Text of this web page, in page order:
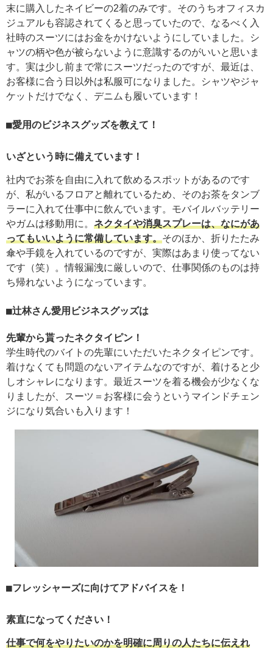
末に購入したネイビーの2着のみです。そのうちオフィスカ
ジュアルも容認されてくると思っていたので、なるべく入
社時のスーツにはお金をかけないようにしていました。シ
ャツの柄や色が被らないように意識するのがいいと思いま
す。実は少し前まで常にスーツだったのですが、最近は、
お客様に合う日以外は私服可になりました。シャツやジャ
ケットだけでなく、デニムも履いています！
愛用のビジネスグッズを教えて！
いざという時に備えています！
社内でお茶を自由に入れて飲めるスポットがあるのです
が、私がいるフロアと離れているため、そのお茶をタンブ
ラーに入れて仕事中に飲んでいます。モバイルバッテリー
やガムは移動用に。 ネクタイや消臭スプレーは、なにがあ
ってもいいように常備しています。そのほか、折りたたみ
傘や手鏡を入れているのですが、実際はあまり使ってない
です（笑）。情報漏洩に厳しいので、仕事関係のものは持
ち帰れないようになっています。
辻林さん愛用ビジネスグッズは
先輩から貰ったネクタイピン！
学生時代のバイトの先輩にいただいたネクタイピンです。
着けなくても問題のないアイテムなのですが、着けると少
しオシャレになります。最近スーツを着る機会が少なくな
りましたが、スーツ＝お客様に会うというマインドチェン
ジになり気合いも入ります！
フレッシャーズに向けてアドバイスを！
素直になってください！
仕事で何をやりたいのかを明確に周りの人たちに伝えれ